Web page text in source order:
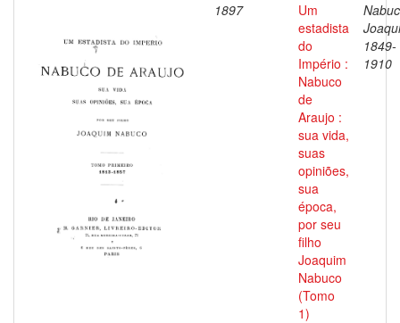
1897
Um
estadista
do
Império :
Nabuco
de
Araujo :
sua vida,
suas
opiniões,
sua
época,
por seu
filho
Joaquim
Nabuco
(Tomo
1)
1849-
1910